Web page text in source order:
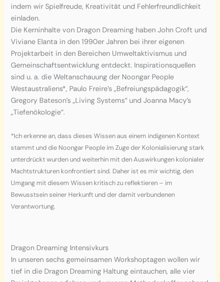
indem wir Spielfreude, Kreativität und Fehlerfreundlichkeit
einladen.
Die Kerninhalte von Dragon Dreaming haben John Croft und
Viviane Elanta in den 1990er Jahren bei ihrer eigenen
Projektarbeit in den Bereichen Umweltaktivismus und
Gemeinschaftsentwicklung entdeckt. Inspirationsquellen
sind u. a. die Weltanschauung der Noongar People
Westaustraliens*, Paulo Freire’s „Befreiungspädagogik“,
Gregory Bateson’s „Living Systems“ und Joanna Macy’s
„Tiefenökologie“.
*Ich erkenne an, dass dieses Wissen aus einem indigenen Kontext
stammt und die Noongar People im Zuge der Kolonialisierung stark
unterdrückt wurden und weiterhin mit den Auswirkungen kolonialer
Machtstrukturen konfrontiert sind. Daher ist es mir wichtig, den
Umgang mit diesem Wissen kritisch zu reflektieren – im
Bewusstsein seiner Herkunft und der damit verbundenen
Verantwortung.
Dragon Dreaming Intensivkurs
In unseren sechs gemeinsamen Workshoptagen wollen wir
tief in die Dragon Dreaming Haltung eintauchen, alle vier